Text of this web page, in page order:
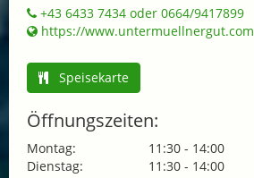
+43 6433 7434 oder 0664/9417899
https://www.untermuellnergut.com
Speisekarte
Öffnungszeiten:
Montag: 11:30 - 14:00
Dienstag:
11:30 - 14:00